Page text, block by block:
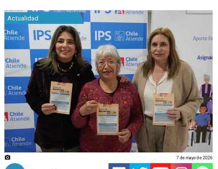
Actualidad
7 de mayo de 2026